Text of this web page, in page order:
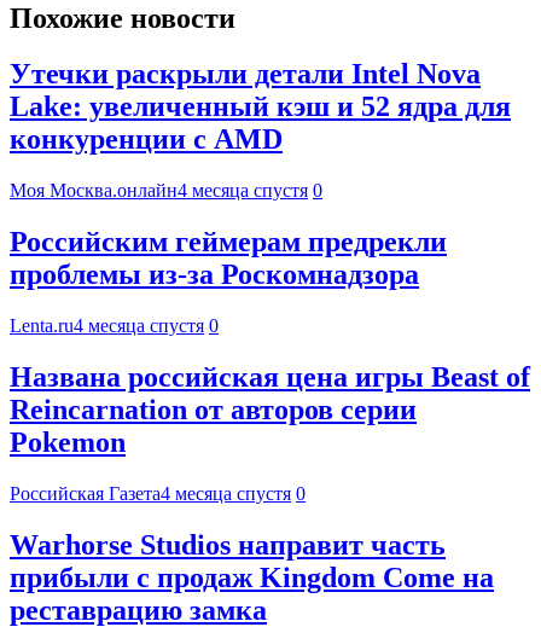
Похожие новости
Утечки раскрыли детали Intel Nova
Lake: увеличенный кэш и 52 ядра для
конкуренции с AMD
Моя Москва.онлайн4 месяца спустя 0
Российским геймерам предрекли
проблемы из-за Роскомнадзора
Lenta.ru4 месяца спустя 0
Названа российская цена игры Beast of
Reincarnation от авторов серии
Pokemon
Российская Газета4 месяца спустя 0
Warhorse Studios направит часть
прибыли с продаж Kingdom Come на
реставрацию замка